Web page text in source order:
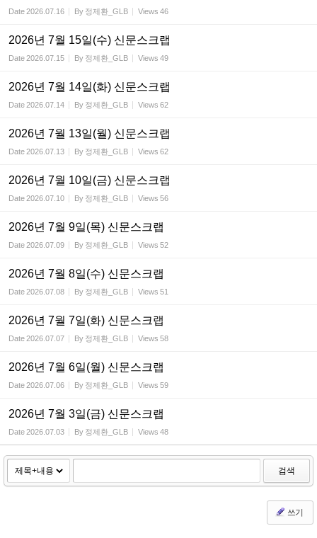
Date2026.07.16 By 정제환_GLB Views 46
2026년 7월 15일(수) 신문스크랩
Date2026.07.15 By 정제환_GLB Views 49
2026년 7월 14일(화) 신문스크랩
Date2026.07.14 By 정제환_GLB Views 62
2026년 7월 13일(월) 신문스크랩
Date2026.07.13 By 정제환_GLB Views 62
2026년 7월 10일(금) 신문스크랩
Date2026.07.10 By 정제환_GLB Views 56
2026년 7월 9일(목) 신문스크랩
Date2026.07.09 By 정제환_GLB Views 52
2026년 7월 8일(수) 신문스크랩
Date2026.07.08 By 정제환_GLB Views 51
2026년 7월 7일(화) 신문스크랩
Date2026.07.07 By 정제환_GLB Views 58
2026년 7월 6일(월) 신문스크랩
Date2026.07.06 By 정제환_GLB Views 59
2026년 7월 3일(금) 신문스크랩
Date2026.07.03 By 정제환_GLB Views 48
검색
쓰기